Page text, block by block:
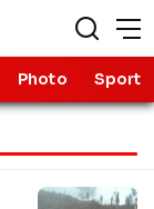
Photo Sport